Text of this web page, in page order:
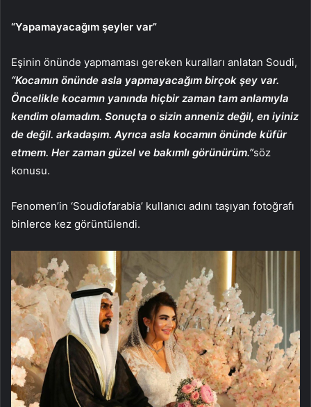
“Yapamayacağım şeyler var”
Eşinin önünde yapmaması gereken kuralları anlatan Soudi,
“Kocamın önünde asla yapmayacağım birçok şey var.
Öncelikle kocamın yanında hiçbir zaman tam anlamıyla
kendim olamadım. Sonuçta o sizin anneniz değil, en iyiniz
de değil. arkadaşım. Ayrıca asla kocamın önünde küfür
etmem. Her zaman güzel ve bakımlı görünürüm.”söz
konusu.
Fenomen’in ‘Soudiofarabia’ kullanıcı adını taşıyan fotoğrafı
binlerce kez görüntülendi.